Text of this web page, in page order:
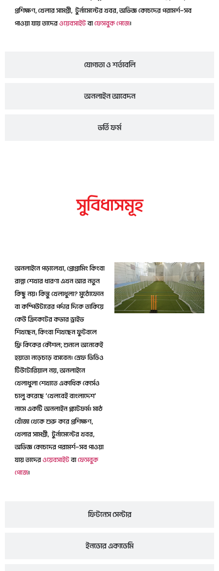
যোগ্যতা ও শর্তাবলি
অনলাইন আবেদন
ভর্তি ফর্ম
প্রশিক্ষণ, খেলার সামগ্রী, টুর্নামেন্টের খবর, অভিজ্ঞ কোচদের পরামর্শ—সব
পাওয়া যায় তাদেরওয়েবসাইটবাফেসবুক পেজে।
সুবিধাসমূহ
ফিটনেস সেন্টার
ইনডোর একাডেমি
অনলাইনে পড়ালেখা, প্রোগ্রামিং কিংবা
রান্না শেখার ধারণা এখন আর নতুন
কিছু নয়। কিন্তু খেলাধুলা? মুঠোফোন
বা কম্পিউটারের পর্দার দিকে তাকিয়ে
কেউ ক্রিকেটের কভার ড্রাইভ
শিখছেন, কিংবা শিখছেন ফুটবলে
ফ্রি কিকের কৌশল; শুনলে অনেকেই
হয়তো নড়েচড়ে বসবেন। স্রেফ ভিডিও
টিউটোরিয়াল নয়, অনলাইনে
খেলাধুলা শেখাতে একাধিক কোর্সও
চালু করেছে ‘খেলবেই বাংলাদেশ’
নামে একটি অনলাইন প্ল্যাটফর্ম। মাঠ
খোঁজা থেকে শুরু করে প্রশিক্ষণ,
খেলার সামগ্রী, টুর্নামেন্টের খবর,
অভিজ্ঞ কোচদের পরামর্শ—সব পাওয়া
যায় তাদেরওয়েবসাইটবাফেসবুক
পেজে।